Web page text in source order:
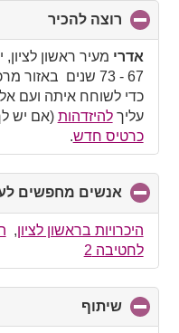
רוצה להכיר
to
אדרי מעיר ראשון
67 - 73 שנים באזור מרכז הארץ.
כדי לשוחח איתה ועם
עליךלהיזדהות (אם יש
כרטיס חדש.
אנשים מחפשים
היכרויות בראשון לציון,
לחטיבה 2
שיתוף
to